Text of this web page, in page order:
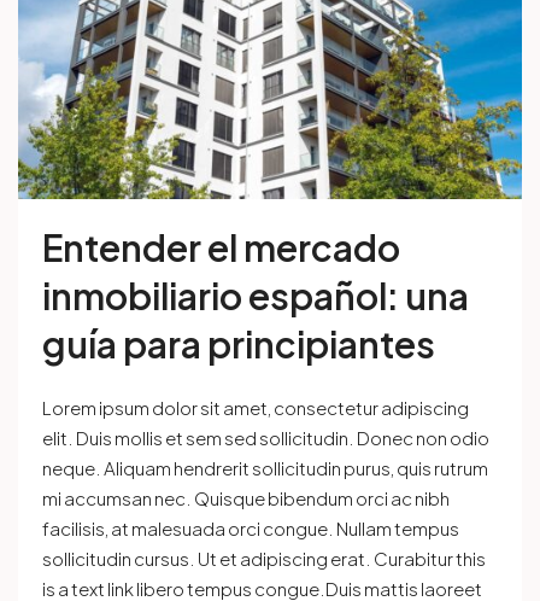
Entender el mercado
inmobiliario español: una
guía para principiantes
Lorem ipsum dolor sit amet, consectetur adipiscing
elit. Duis mollis et sem sed sollicitudin. Donec non odio
neque. Aliquam hendrerit sollicitudin purus, quis rutrum
mi accumsan nec. Quisque bibendum orci ac nibh
facilisis, at malesuada orci congue. Nullam tempus
sollicitudin cursus. Ut et adipiscing erat. Curabitur this
is a text link libero tempus congue.Duis mattis laoreet